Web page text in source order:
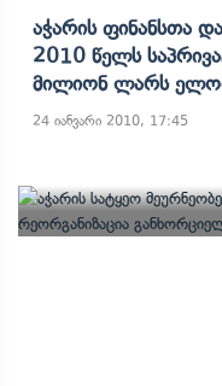
Აჭარის Ფინანსთა
2010 Წელს
Მილიონ Ლარს
24 იანვარი 2010, 17:45